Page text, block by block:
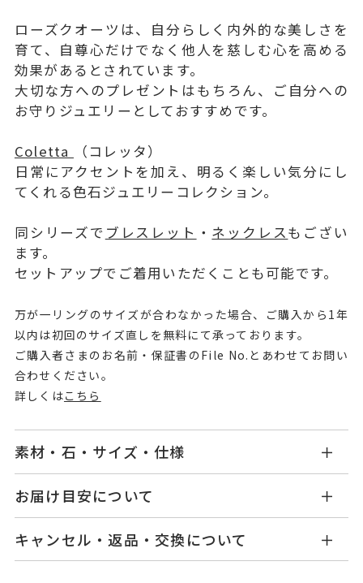
ローズクオーツは、自分らしく内外的な美しさを
育て、自尊心だけでなく他人を慈しむ心を高める
効果があるとされています。
大切な方へのプレゼントはもちろん、ご自分への
お守りジュエリーとしておすすめです。
Coletta
（コレッタ）
日常にアクセントを加え、明るく楽しい気分にし
てくれる色石ジュエリーコレクション。
同シリーズで ブレスレット ・ ネックレスもござい
ます。
セットアップでご着用いただくことも可能です。
万が一リングのサイズが合わなかった場合、ご購入から1年
以内は初回のサイズ直しを無料にて承っております。
ご購入者さまのお名前・保証書のFile No.とあわせてお問い
合わせください。
詳しくはこちら
素材・石・サイズ・仕様
品番
OB2508R001RQPG1
素材
K10ピンクゴールド
石
ローズクオーツ
お届け目安について
せ。
ご注文およびご入金確認後、以下の日程にて発送
キャンセル・返品・交換について